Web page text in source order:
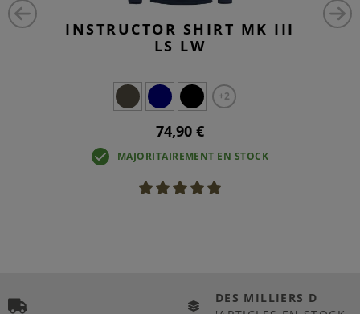
INSTRUCTOR SHIRT MK III
LS LW
+2
74,90 €
MAJORITAIREMENT EN STOCK
DES MILLIERS D